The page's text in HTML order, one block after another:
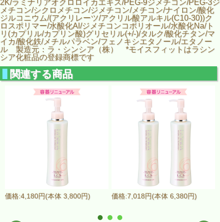
2K/ラミナリアオクロロイカエキス/PEG-9ジメチコン/PEG-3ジ
メチコン/シクロメチコン/ジメチコン/メチコン/ナイロン/酸化
ジルコニウム/(アクリレーツ/アクリル酸アルキル(C10-30))ク
ロスポリマー/水酸化Al/ジメチコンコポリオール/水酸化Na/ト
リ(カプリル/カプリン酸)グリセリル(+/-)/タルク/酸化チタン/マ
イカ/酸化鉄/メチルパラベン/フェノキシエタノール/エタノー
ル 製造元：ラ・シンシア（株） *モイスフィットはラシン
シア化粧品の登録商標です
関連する商品
価格:4,180円(本体 3,800円) 価格:7,018円(本体 6,380円)